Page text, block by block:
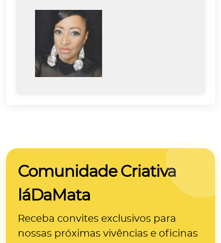
Comunidade Criativa
láDaMata
Receba convites exclusivos para
nossas próximas vivências e oficinas